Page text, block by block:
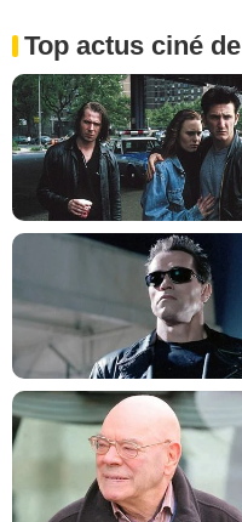
Top actus ciné